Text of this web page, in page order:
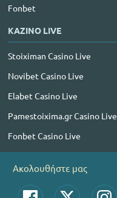
Fonbet
ΚΑΖΙΝΟ LIVE
Stoiximan Casino Live
Novibet Casino Live
Elabet Casino Live
Pamestoixima.gr Casino Live
Fonbet Casino Live
Ακολουθήστε μας